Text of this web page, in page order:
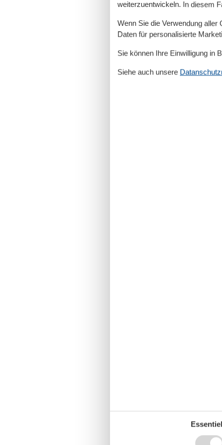
weiterzuentwickeln. In diesem
Wenn Sie die Verwendung
Daten für personalisierte
Sie können Ihre Einwilligung in
Siehe auch unsere